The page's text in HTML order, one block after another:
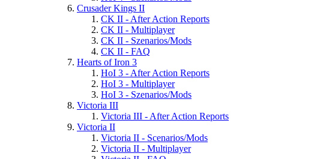
Crusader Kings II
CK II - After Action Reports
CK II - Multiplayer
CK II - Szenarios/Mods
CK II - FAQ
Hearts of Iron 3
HoI 3 - After Action Reports
HoI 3 - Multiplayer
HoI 3 - Szenarios/Mods
Victoria III
Victoria III - After Action Reports
Victoria II
Victoria II - Scenarios/Mods
Victoria II - Multiplayer